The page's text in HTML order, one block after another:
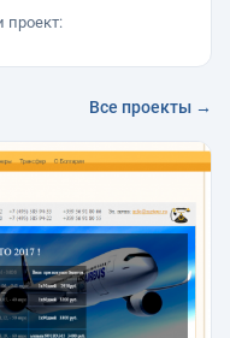
проект:
Все проекты →